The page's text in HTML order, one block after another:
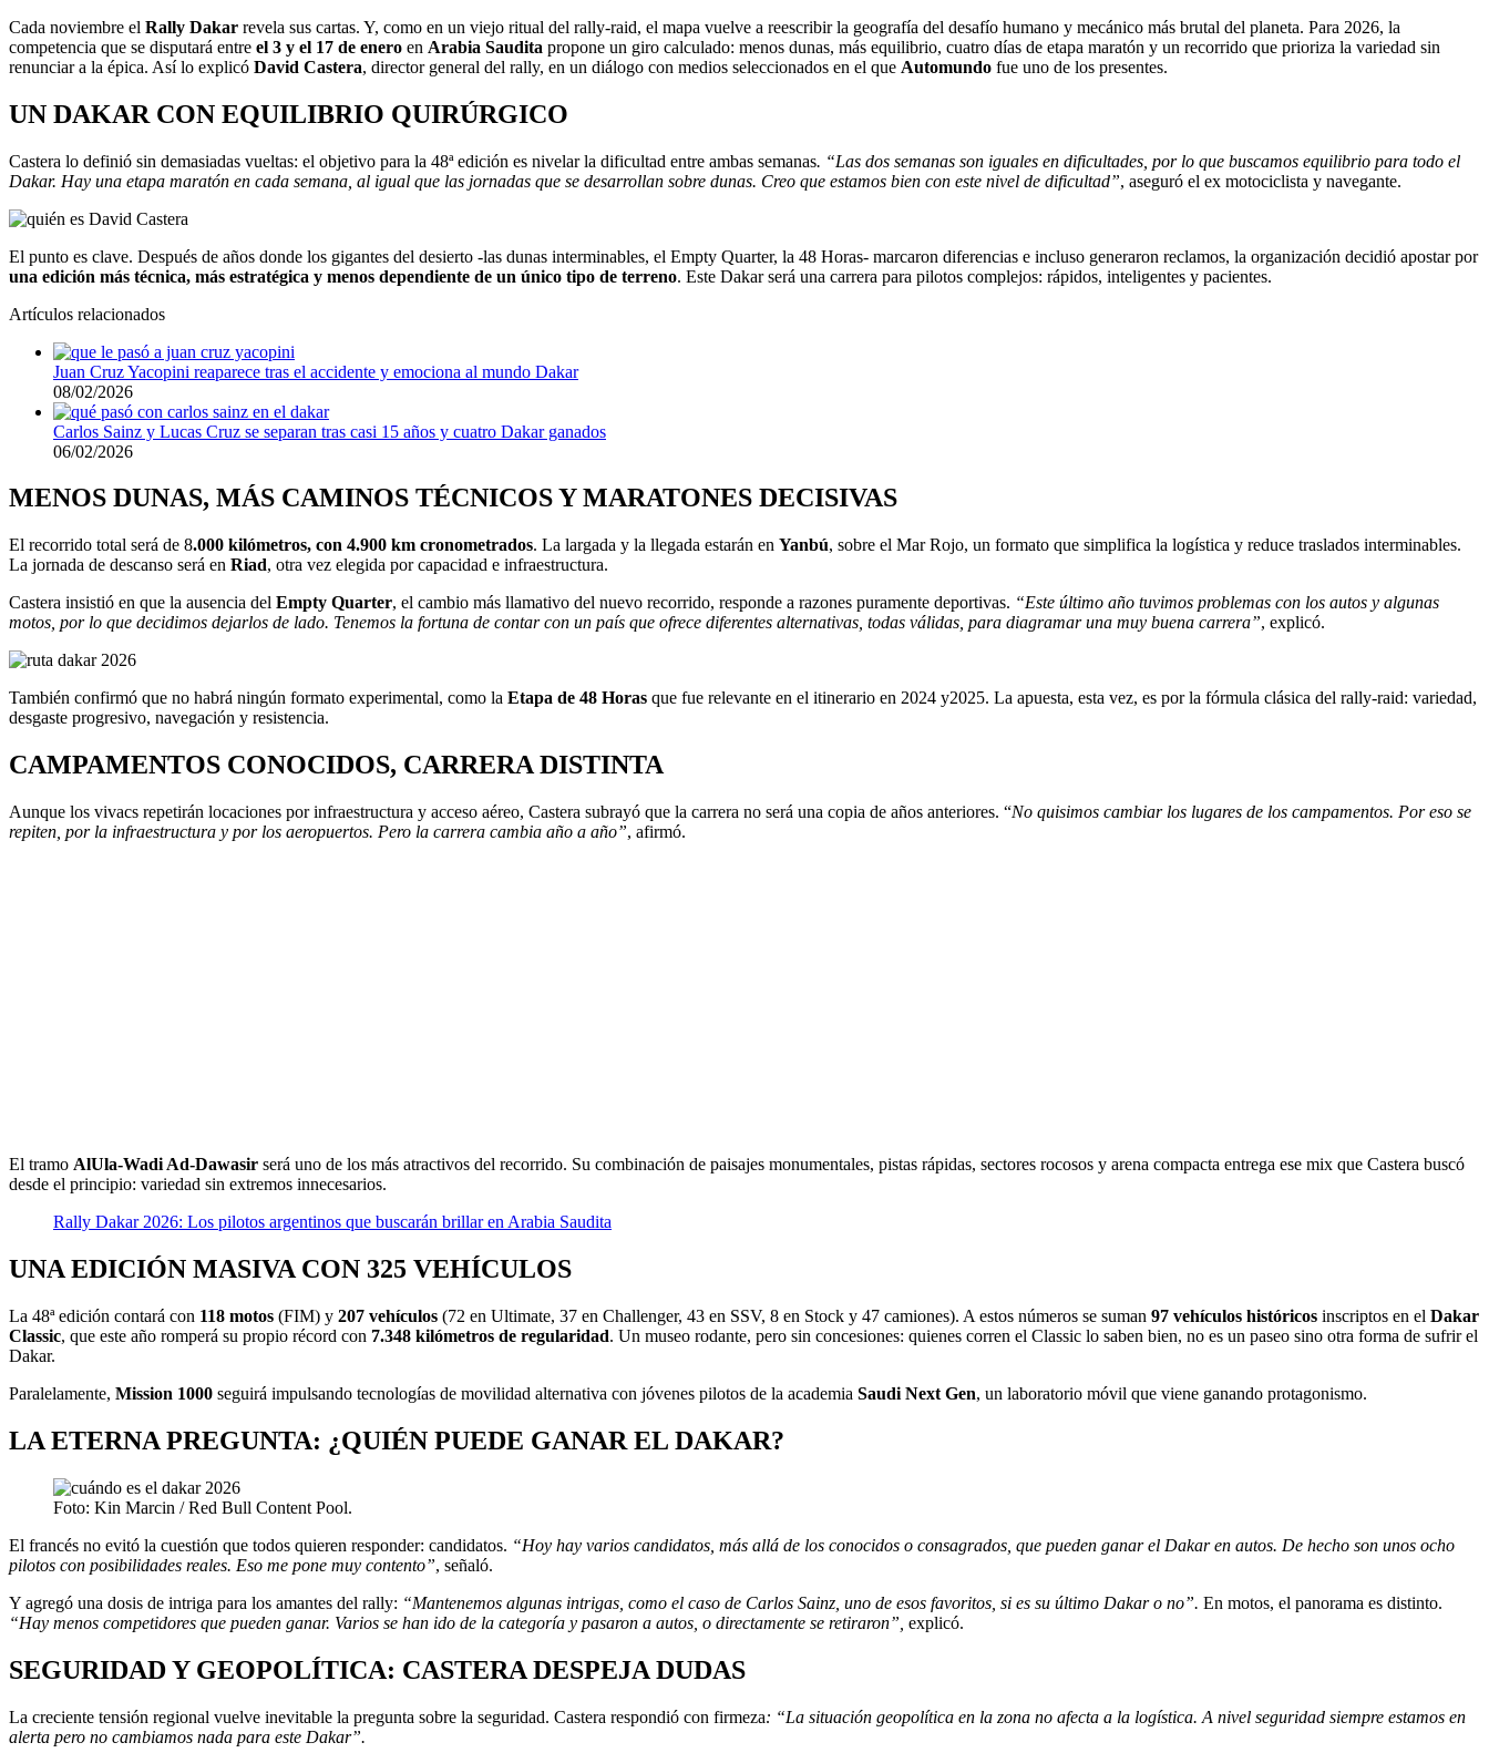
Cada noviembre el Rally Dakar revela sus cartas. Y, como en un viejo ritual del rally-raid, el mapa vuelve a reescribir la geografía del desafío humano y mecánico más brutal del planeta. Para 2026, la
competencia que se disputará entre el 3 y el 17 de enero en Arabia Saudita propone un giro calculado: menos dunas, más equilibrio, cuatro días de etapa maratón y un recorrido que prioriza la variedad sin
renunciar a la épica. Así lo explicó David Castera, director general del rally, en un diálogo con medios seleccionados en el que Automundo fue uno de los presentes.
UN DAKAR CON EQUILIBRIO QUIRÚRGICO
Castera lo definió sin demasiadas vueltas: el objetivo para la 48ª edición es nivelar la dificultad entre ambas semanas. “Las dos semanas son iguales en dificultades, por lo que buscamos equilibrio para todo el
Dakar. Hay una etapa maratón en cada semana, al igual que las jornadas que se desarrollan sobre dunas. Creo que estamos bien con este nivel de dificultad”, aseguró el ex motociclista y navegante.
El punto es clave. Después de años donde los gigantes del desierto -las dunas interminables, el Empty Quarter, la 48 Horas- marcaron diferencias e incluso generaron reclamos, la organización decidió apostar por
una edición más técnica, más estratégica y menos dependiente de un único tipo de terreno. Este Dakar será una carrera para pilotos complejos: rápidos, inteligentes y pacientes.
Artículos relacionados
Juan Cruz Yacopini reaparece tras el accidente y emociona al mundo Dakar
08/02/2026
Carlos Sainz y Lucas Cruz se separan tras casi 15 años y cuatro Dakar ganados
06/02/2026
MENOS DUNAS, MÁS CAMINOS TÉCNICOS Y MARATONES DECISIVAS
El recorrido total será de 8.000 kilómetros, con 4.900 km cronometrados. La largada y la llegada estarán en Yanbú, sobre el Mar Rojo, un formato que simplifica la logística y reduce traslados interminables.
La jornada de descanso será en Riad, otra vez elegida por capacidad e infraestructura.
Castera insistió en que la ausencia del Empty Quarter, el cambio más llamativo del nuevo recorrido, responde a razones puramente deportivas. “Este último año tuvimos problemas con los autos y algunas
motos, por lo que decidimos dejarlos de lado. Tenemos la fortuna de contar con un país que ofrece diferentes alternativas, todas válidas, para diagramar una muy buena carrera”, explicó.
También confirmó que no habrá ningún formato experimental, como la Etapa de 48 Horas que fue relevante en el itinerario en 2024 y2025. La apuesta, esta vez, es por la fórmula clásica del rally-raid: variedad,
desgaste progresivo, navegación y resistencia.
CAMPAMENTOS CONOCIDOS, CARRERA DISTINTA
Aunque los vivacs repetirán locaciones por infraestructura y acceso aéreo, Castera subrayó que la carrera no será una copia de años anteriores. “No quisimos cambiar los lugares de los campamentos. Por eso se
repiten, por la infraestructura y por los aeropuertos. Pero la carrera cambia año a año”, afirmó.
El tramo AlUla-Wadi Ad-Dawasir será uno de los más atractivos del recorrido. Su combinación de paisajes monumentales, pistas rápidas, sectores rocosos y arena compacta entrega ese mix que Castera buscó
desde el principio: variedad sin extremos innecesarios.
Rally Dakar 2026: Los pilotos argentinos que buscarán brillar en Arabia Saudita
UNA EDICIÓN MASIVA CON 325 VEHÍCULOS
La 48ª edición contará con 118 motos (FIM) y 207 vehículos (72 en Ultimate, 37 en Challenger, 43 en SSV, 8 en Stock y 47 camiones). A estos números se suman 97 vehículos históricos inscriptos en el Dakar
Classic, que este año romperá su propio récord con 7.348 kilómetros de regularidad. Un museo rodante, pero sin concesiones: quienes corren el Classic lo saben bien, no es un paseo sino otra forma de sufrir el
Dakar.
Paralelamente, Mission 1000 seguirá impulsando tecnologías de movilidad alternativa con jóvenes pilotos de la academia Saudi Next Gen, un laboratorio móvil que viene ganando protagonismo.
LA ETERNA PREGUNTA: ¿QUIÉN PUEDE GANAR EL DAKAR?
Foto: Kin Marcin / Red Bull Content Pool.
El francés no evitó la cuestión que todos quieren responder: candidatos. “Hoy hay varios candidatos, más allá de los conocidos o consagrados, que pueden ganar el Dakar en autos. De hecho son unos ocho
pilotos con posibilidades reales. Eso me pone muy contento”, señaló.
Y agregó una dosis de intriga para los amantes del rally: “Mantenemos algunas intrigas, como el caso de Carlos Sainz, uno de esos favoritos, si es su último Dakar o no”. En motos, el panorama es distinto.
“Hay menos competidores que pueden ganar. Varios se han ido de la categoría y pasaron a autos, o directamente se retiraron”, explicó.
SEGURIDAD Y GEOPOLÍTICA: CASTERA DESPEJA DUDAS
La creciente tensión regional vuelve inevitable la pregunta sobre la seguridad. Castera respondió con firmeza: “La situación geopolítica en la zona no afecta a la logística. A nivel seguridad siempre estamos en
alerta pero no cambiamos nada para este Dakar”.